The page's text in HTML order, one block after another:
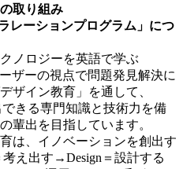
取り組み
レーションプログラム」につ
ノロジーを英語で学ぶ
ザーの視点で問題発見解決に
ザイン教育」を通して、
きる専門知識と技術力を備
輩出を目指しています。
は、イノベーションを創出す
考え出す→Design＝設計する